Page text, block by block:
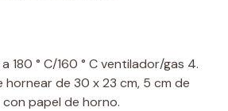
180 ° C/160 ° C ventilador/gas 4.
hornear de 30 x 23 cm, 5 cm de
papel de horno.